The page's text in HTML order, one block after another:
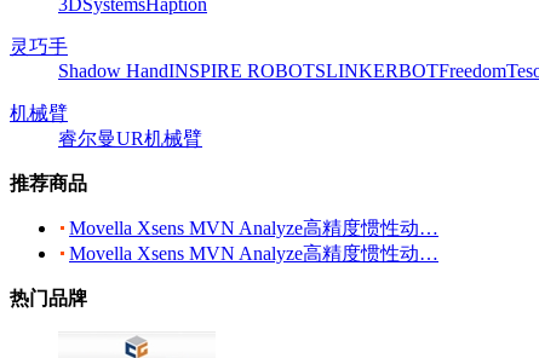
3DSystemsHaption
灵巧手
Shadow HandINSPIRE ROBOTSLINKERBOTFreedom
机械臂
睿尔曼UR机械臂
推荐商品
Movella Xsens MVN Analyze高精度惯性动…
Movella Xsens MVN Analyze高精度惯性动…
热门品牌